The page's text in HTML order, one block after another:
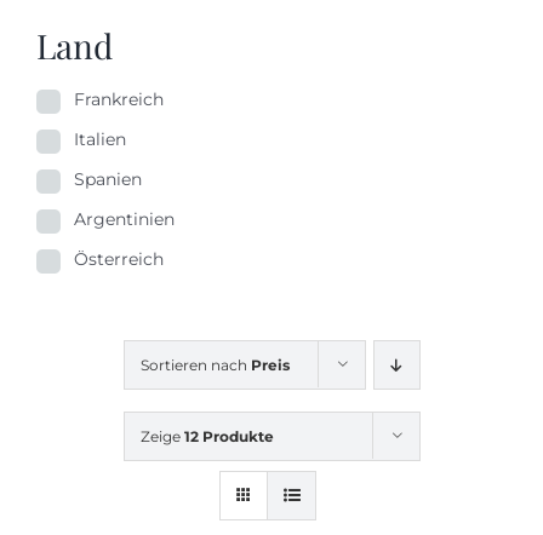
Sortieren nach Preis
Zeige 12 Produkte
Land
Frankreich
Italien
Spanien
Argentinien
Österreich